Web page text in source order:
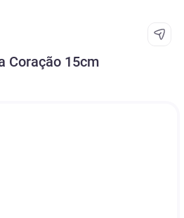
Coração 15cm